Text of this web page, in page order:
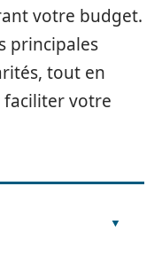
votre budget.
principales
tout en
votre